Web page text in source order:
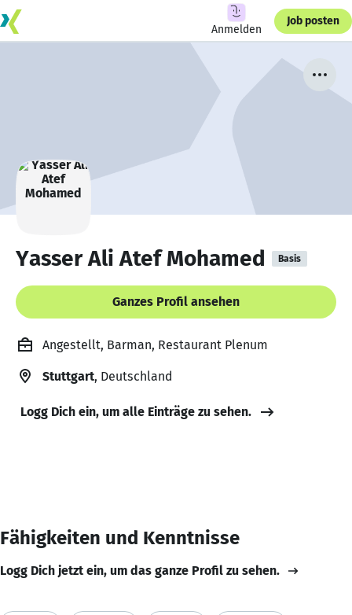
Anmelden
Job posten
Yasser Ali Atef Mohamed Basis
Ganzes Profil ansehen
Angestellt, Barman, Restaurant Plenum
Stuttgart, Deutschland
Logg Dich ein, um alle Einträge zu sehen.
Fähigkeiten und Kenntnisse
Logg Dich jetzt ein, um das ganze Profil zu sehen.